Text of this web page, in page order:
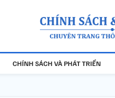
CHÍNH SÁCH VÀ PHÁT TRIỂN